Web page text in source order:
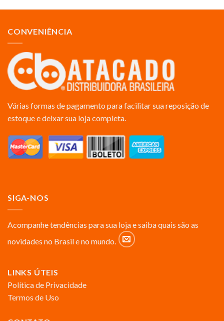
CONVENIÊNCIA
Várias formas de pagamento para facilitar sua reposição de
estoque e deixar sua loja completa.
SIGA-NOS
Acompanhe tendências para sua loja e saiba quais são as
novidades no Brasil e no mundo.
LINKS ÚTEIS
Política de Privacidade
Termos de Uso